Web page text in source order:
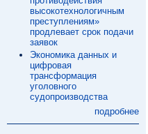
высокотехнологичным
преступлениям»
продлевает срок подачи
заявок
Экономика данных и
цифровая
трансформация
уголовного
судопроизводства
подробнее